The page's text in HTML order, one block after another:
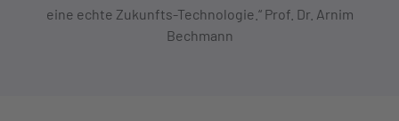
eine echte Zukunfts-Technologie.“ Prof. Dr. Arnim
Bechmann